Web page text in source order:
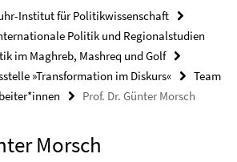
Institut für Politikwissenschaft
Politik und Regionalstudien
im Maghreb, Mashreq und Golf
»Transformation im Diskurs«
Team
Prof. Dr. Günter Morsch
Morsch